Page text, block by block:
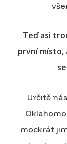
Teď asi
první místo,
Určitě
mockrát